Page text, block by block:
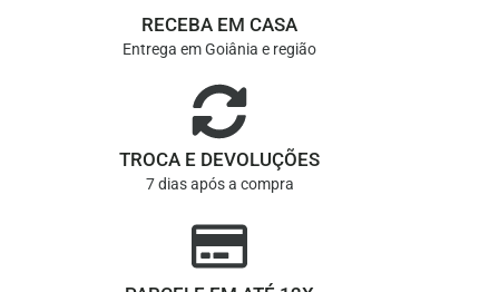
RECEBA EM CASA
Entrega em Goiânia e região
TROCA E DEVOLUÇÕES
7 dias após a compra